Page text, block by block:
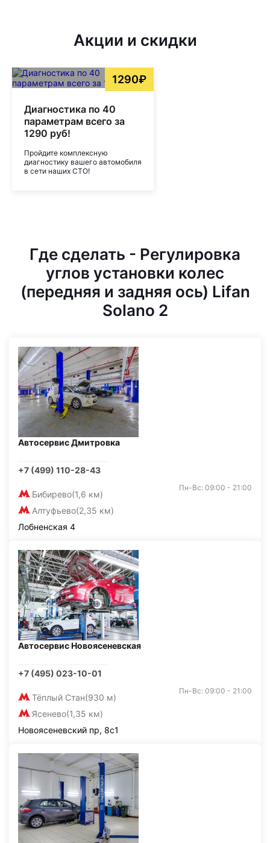
Акции и скидки
1290₽
Диагностика по 40
параметрам всего за
1290 руб!
Пройдите комплексную
диагностику вашего автомобиля
в сети наших СТО!
Где сделать - Регулировка
углов установки колес
(передняя и задняя ось) Lifan
Solano 2
Автосервис Дмитровка
+7 (499) 110-28-43
Бибирево(1,6 км)
Алтуфьево(2,35 км)
Пн-Вс: 09:00 - 21:00
Лобненская 4
Автосервис Новоясеневская
+7 (495) 023-10-01
Тёплый Стан(930 м)
Ясенево(1,35 км)
Пн-Вс: 09:00 - 21:00
Новоясеневский пр, 8с1